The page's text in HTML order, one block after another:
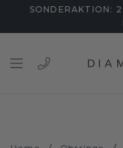
SONDERAKTION: